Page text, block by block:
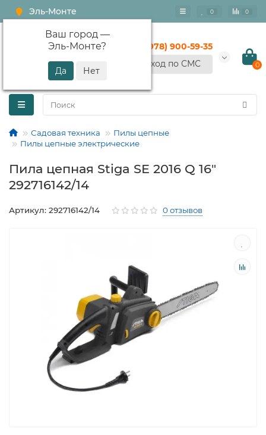
Эль-Монте
Ваш город —
Эль-Монте?
0 0
+7 (978) 900-59-35
Вход по СМС
0
Садовая техника
Пилы цепные
Пилы цепные электрические
Пила цепная Stiga SE 2016 Q 16"
292716142/14
Артикул: 292716142/14 0 отзывов